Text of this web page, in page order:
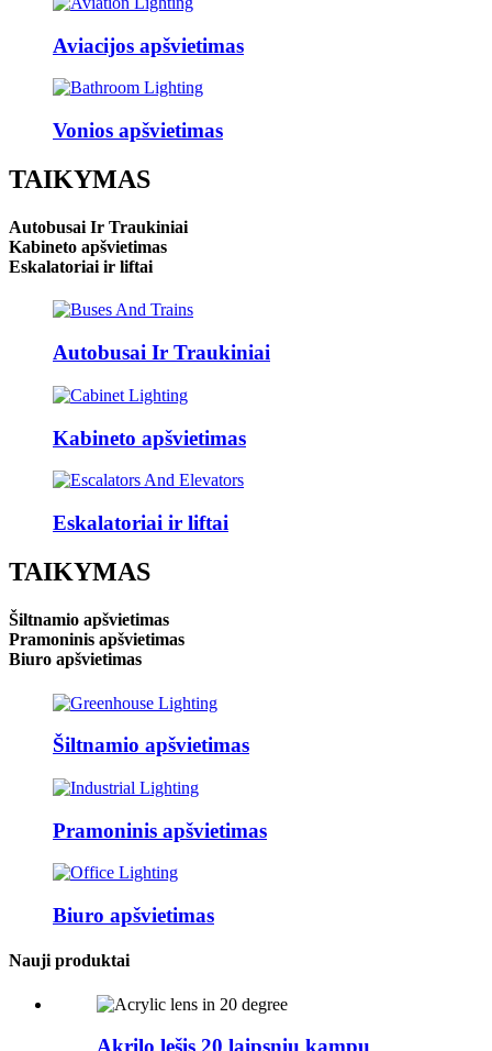
Aviacijos apšvietimas
Vonios apšvietimas
TAIKYMAS
Autobusai Ir Traukiniai
Kabineto apšvietimas
Eskalatoriai ir liftai
Autobusai Ir Traukiniai
Kabineto apšvietimas
Eskalatoriai ir liftai
TAIKYMAS
Šiltnamio apšvietimas
Pramoninis apšvietimas
Biuro apšvietimas
Šiltnamio apšvietimas
Pramoninis apšvietimas
Biuro apšvietimas
Nauji produktai